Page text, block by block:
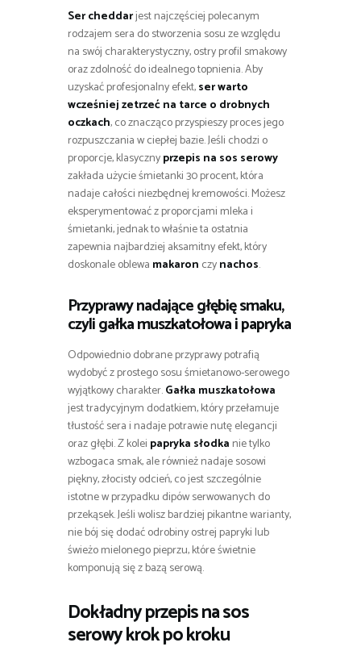
Ser cheddarjest najczęściej polecanym
rodzajem sera do stworzenia sosu ze względu
na swój charakterystyczny, ostry profil smakowy
oraz zdolność do idealnego topnienia. Aby
uzyskać profesjonalny efekt,ser warto
wcześniej zetrzeć na tarce o drobnych
oczkach, co znacząco przyspieszy proces jego
rozpuszczania w ciepłej bazie. Jeśli chodzi o
proporcje, klasycznyprzepis na sos serowy
zakłada użycie śmietanki 30 procent, która
nadaje całości niezbędnej kremowości. Możesz
eksperymentować z proporcjami mleka i
śmietanki, jednak to właśnie ta ostatnia
zapewnia najbardziej aksamitny efekt, który
doskonale oblewa makaron czynachos.
Przyprawy nadające głębię smaku,
czyli gałka muszkatołowa i papryka
Odpowiednio dobrane przyprawy potrafią
wydobyć z prostego sosu śmietanowo-serowego
wyjątkowy charakter.Gałka muszkatołowa
jest tradycyjnym dodatkiem, który przełamuje
tłustość sera i nadaje potrawie nutę elegancji
oraz głębi. Z kolei papryka słodka nie tylko
wzbogaca smak, ale również nadaje sosowi
piękny, złocisty odcień, co jest szczególnie
istotne w przypadku dipów serwowanych do
przekąsek. Jeśli wolisz bardziej pikantne warianty,
nie bój się dodać odrobiny ostrej papryki lub
świeżo mielonego pieprzu, które świetnie
komponują się z bazą serową.
Dokładny przepis na sos
serowy krok po kroku